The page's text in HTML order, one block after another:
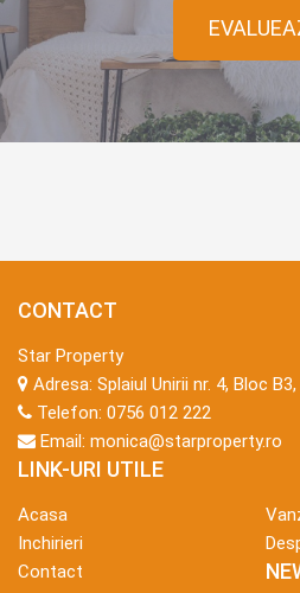
CONTACT
Star Property
Adresa: Splaiul Unirii nr. 4, Bloc
Telefon: 0756 012 222
Email: monica@starproperty.ro
LINK-URI UTILE
Acasa
Inchirieri
Contact